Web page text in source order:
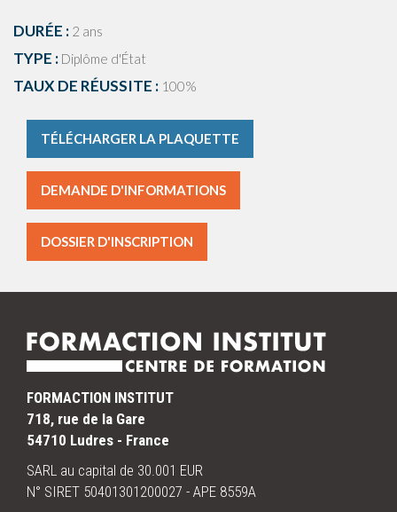
DURÉE : 2 ans
TYPE : Diplôme d'État
TAUX DE RÉUSSITE : 100%
TÉLÉCHARGER LA PLAQUETTE
DEMANDE D'INFORMATIONS
DOSSIER D'INSCRIPTION
FORMACTION INSTITUT
718, rue de la Gare
54710 Ludres - France
SARL au capital de 30.001 EUR
N° SIRET 50401301200027 - APE 8559A